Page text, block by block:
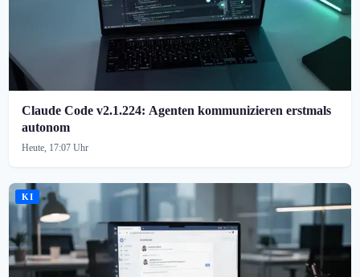
Claude Code v2.1.224: Agenten kommunizieren erstmals
autonom
Heute, 17:07 Uhr
KI